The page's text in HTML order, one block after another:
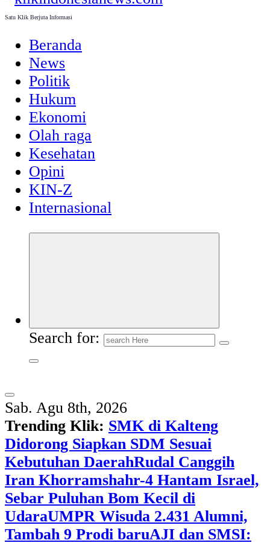
Satu Klik Berjuta Informasi
Beranda
News
Politik
Hukum
Ekonomi
Olah raga
Kesehatan
Opini
KIN-Z
Internasional
Search for:
Sab. Agu 8th, 2026
Trending Klik: SMK di Kalteng
Didorong Siapkan SDM Sesuai
Kebutuhan DaerahRudal Canggih
Iran Khorramshahr-4 Hantam Israel,
Sebar Puluhan Bom Kecil di
UdaraUMPR Wisuda 2.431 Alumni,
Tambah 9 Prodi baruAJI dan SMSI: